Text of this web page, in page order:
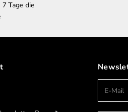
Tage die